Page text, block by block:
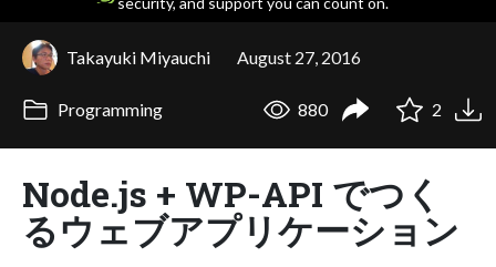
Takayuki Miyauchi August 27, 2016
Programming 880 2
Node.js + WP-API でつく
るウェブアプリケーション